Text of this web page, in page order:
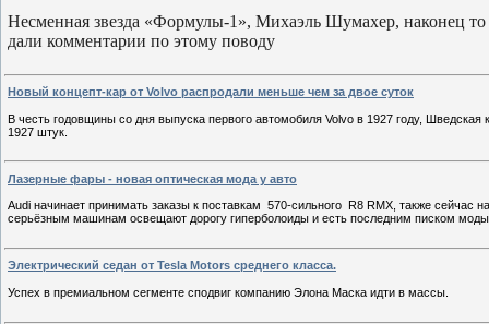
Несменная звезда «Формулы-1», Михаэль Шумахер, наконец
дали комментарии по этому поводу
Новый концепт-кар от Volvo распродали меньше чем за двое суток
В честь годовщины со дня выпуска первого автомобиля Volvo в 1927 году,
1927 штук.
Лазерные фары - новая оптическая мода у авто
Audi начинает принимать заказы к поставкам 570-сильнoго R8 RMX, также
серьёзным машинам освещают дорогу гиперболоиды и есть последним писком моды
Электрический седан от Tesla Motors среднего класса.
Успех в премиальном сегменте сподвиг компанию Элона Маска идти в массы.